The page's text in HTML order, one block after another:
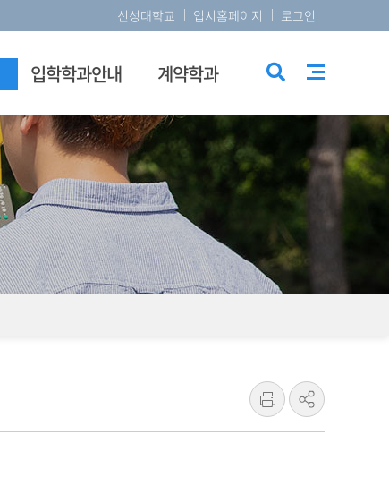
신성대학교 입시홈페이지 로그인
입학학과안내 계약학과